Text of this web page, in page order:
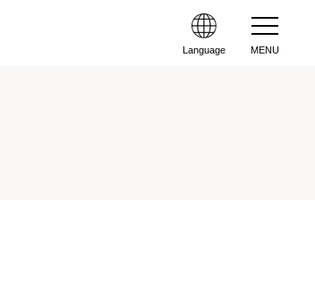
Language MENU